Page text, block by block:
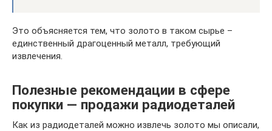
Это объясняется тем, что золото в таком сырье –
единственный драгоценный металл, требующий
извлечения.
Полезные рекомендации в сфере
покупки — продажи радиодеталей
Как из радиодеталей можно извлечь золото мы описали,